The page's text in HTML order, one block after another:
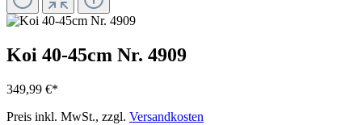
Koi 40-45cm Nr. 4909
349,99 €*
Preis inkl. MwSt., zzgl. Versandkosten